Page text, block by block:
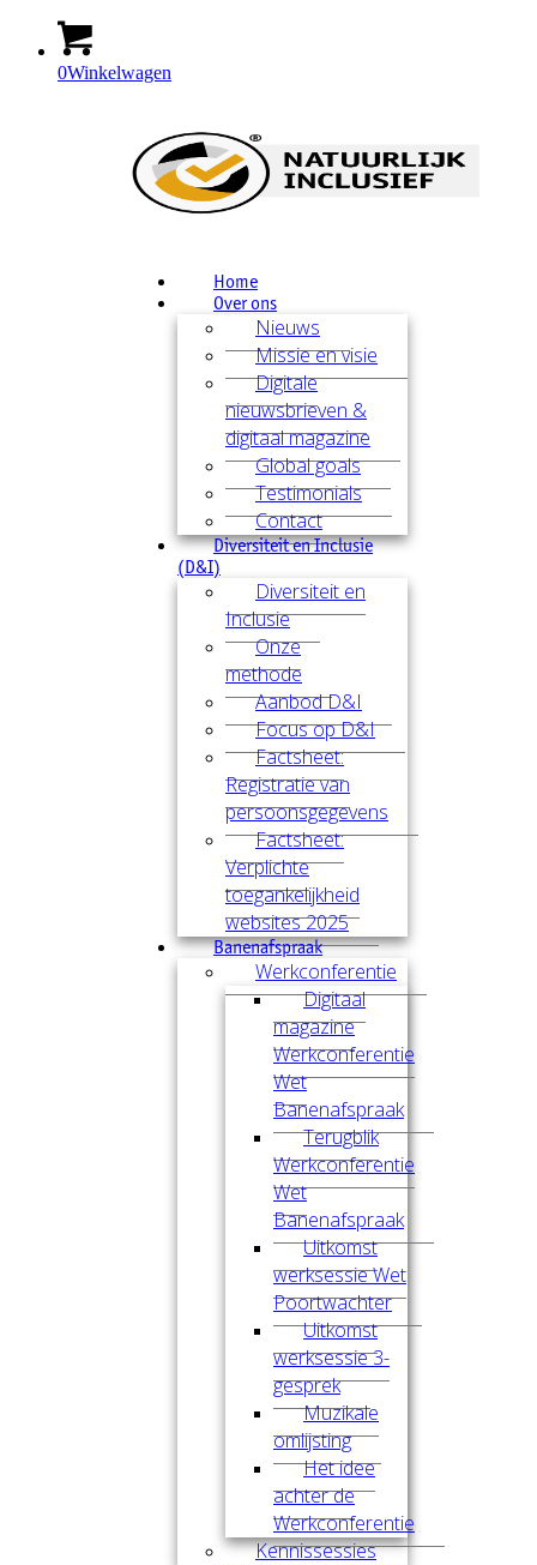
0Winkelwagen
Home
Over ons
Nieuws
Missie en visie
Digitale
nieuwsbrieven &
digitaal magazine
Global goals
Testimonials
Contact
Diversiteit en Inclusie
(D&I)
Diversiteit en
Inclusie
Onze
methode
Aanbod D&I
Focus op D&I
Factsheet:
Registratie van
persoonsgegevens
Factsheet:
Verplichte
toegankelijkheid
websites 2025
Banenafspraak
Werkconferentie
Digitaal
magazine
Werkconferentie
Wet
Banenafspraak
Terugblik
Werkconferentie
Wet
Banenafspraak
Uitkomst
werksessie Wet
Poortwachter
Uitkomst
werksessie 3-
gesprek
Muzikale
omlijsting
Het idee
achter de
Werkconferentie
Kennissessies